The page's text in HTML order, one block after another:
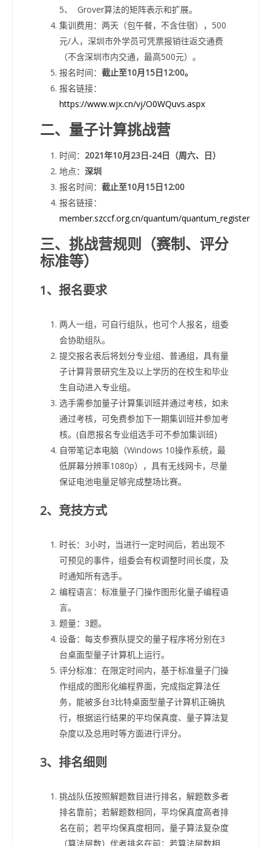
5、 Grover算法的矩阵表示和扩展。
集训费用：两天（包午餐，不含住宿），500
元/人，深圳市外学员可凭票报销往返交通费
（不含深圳市内交通，最高500元）。
报名时间： 截止至10月15日12:00。
报名链接：
https://www.wjx.cn/vj/O0WQuvs.aspx
二、量子计算挑战营
时间： 2021年10月23日-24日（周六、日）
地点： 深圳
报名时间： 截止至10月15日12:00
报名链接：
member.szccf.org.cn/quantum/quantum_register
三、挑战营规则（赛制、评分
标准等）
1、报名要求
两人一组，可自行组队，也可个人报名，组委
会协助组队。
提交报名表后将划分专业组、普通组，具有量
子计算背景研究生及以上学历的在校生和毕业
生自动进入专业组。
选手需参加量子计算集训班并通过考核，如未
通过考核，可免费参加下一期集训班并参加考
核。(自愿报名专业组选手可不参加集训班)
自带笔记本电脑（Windows 10操作系统，最
低屏幕分辨率1080p），具有无线网卡，尽量
保证电池电量足够完成整场比赛。
2、竞技方式
时长：3小时，当进行一定时间后，若出现不
可预见的事件，组委会有权调整时间长度，及
时通知所有选手。
编程语言：标准量子门操作图形化量子编程语
言。
题量：3题。
设备：每支参赛队提交的量子程序将分别在3
台桌面型量子计算机上运行。
评分标准：在限定时间内，基于标准量子门操
作组成的图形化编程界面，完成指定算法任
务，能被多台3比特桌面型量子计算机正确执
行，根据运行结果的平均保真度、量子算法复
杂度以及总用时等方面进行评分。
3、排名细则
挑战队伍按照解题数目进行排名，解题数多者
排名靠前；若解题数相同，平均保真度高者排
名在前；若平均保真度相同，量子算法复杂度
（算法层数）优者排名在前；若算法层数相